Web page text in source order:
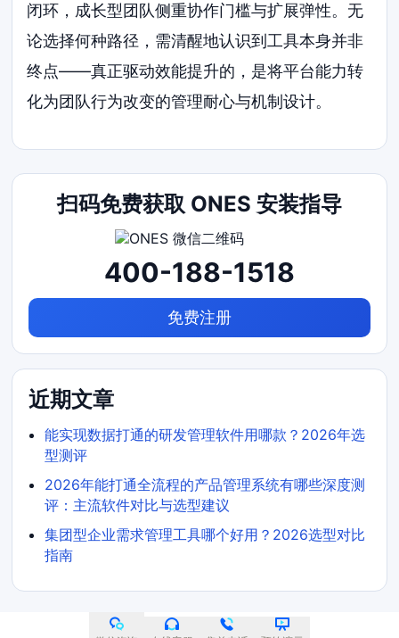
闭环，成长型团队侧重协作门槛与扩展弹性。无
论选择何种路径，需清醒地认识到工具本身并非
终点——真正驱动效能提升的，是将平台能力转
化为团队行为改变的管理耐心与机制设计。
扫码免费获取 ONES 安装指导
400-188-1518
免费注册
近期文章
能实现数据打通的研发管理软件用哪款？2026年选
型测评
2026年能打通全流程的产品管理系统有哪些深度测
评：主流软件对比与选型建议
集团型企业需求管理工具哪个好用？2026选型对比
指南